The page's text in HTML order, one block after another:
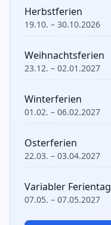
Herbstferien
19.10. – 30.10.2026
Weihnachtsferien
23.12. – 02.01.2027
Winterferien
01.02. – 06.02.2027
Osterferien
22.03. – 03.04.2027
Variabler Ferientag
07.05. – 07.05.2027